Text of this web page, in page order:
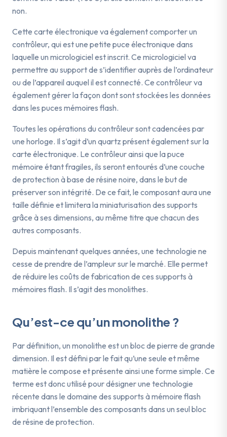
non.
Cette carte électronique va également comporter un
contrôleur, qui est une petite puce électronique dans
laquelle un micrologiciel est inscrit. Ce micrologiciel va
permettre au support de s’identifier auprès de l’ordinateur
ou de l’appareil auquel il est connecté. Ce contrôleur va
également gérer la façon dont sont stockées les données
dans les puces mémoires flash.
Toutes les opérations du contrôleur sont cadencées par
une horloge. Il s’agit d’un quartz présent également sur la
carte électronique. Le contrôleur ainsi que la puce
mémoire étant fragiles, ils seront entourés d’une couche
de protection à base de résine noire, dans le but de
préserver son intégrité. De ce fait, le composant aura une
taille définie et limitera la miniaturisation des supports
grâce à ses dimensions, au même titre que chacun des
autres composants.
Depuis maintenant quelques années, une technologie ne
cesse de prendre de l’ampleur sur le marché. Elle permet
de réduire les coûts de fabrication de ces supports à
mémoires flash. Il s’agit des monolithes.
Qu’est-ce qu’un monolithe ?
Par définition, un monolithe est un bloc de pierre de grande
dimension. Il est défini par le fait qu’une seule et même
matière le compose et présente ainsi une forme simple. Ce
terme est donc utilisé pour désigner une technologie
récente dans le domaine des supports à mémoire flash
imbriquant l’ensemble des composants dans un seul bloc
de résine de protection.